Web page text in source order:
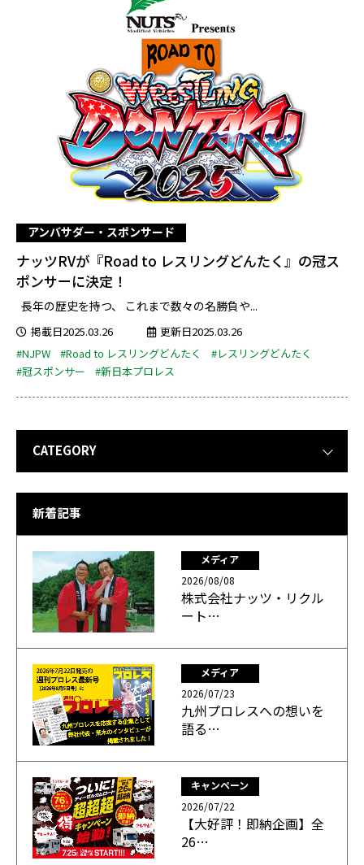
アンバサダー・スポンサード
ナッツRVが『Road to レスリングどんたく』の冠ス
ポンサーに決定！
長年の歴史を持つ、 これまで数々の名勝負や...
掲載日2025.03.26
更新日2025.03.26
#NJPW
#Road to レスリングどんたく
#レスリングどんたく
#冠スポンサー
#新日本プロレス
CATEGORY
新着記事
メディア
2026/08/08
株式会社ナッツ・リクル
ート…
メディア
2026/07/23
九州プロレスへの想いを
語る…
キャンペーン
2026/07/22
【大好評！即納企画】全
26…